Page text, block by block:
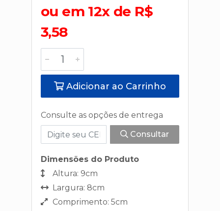
ou em 12x de R$
3,58
Adicionar ao Carrinho
Consulte as opções de entrega
Consultar
Dimensões do Produto
Altura: 9cm
Largura: 8cm
Comprimento: 5cm